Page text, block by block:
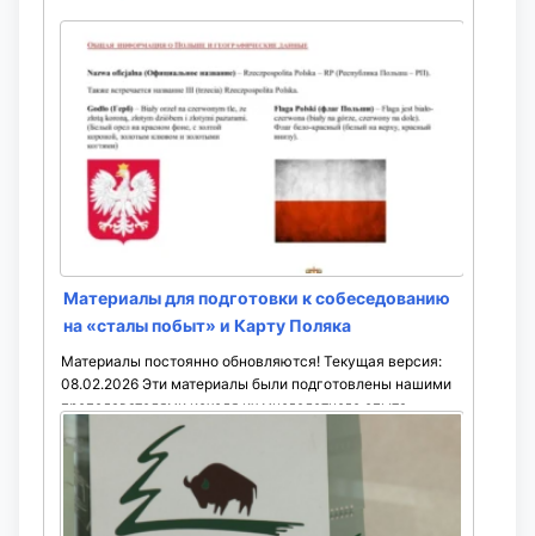
Материалы для подготовки к собеседованию
на «сталы побыт» и Карту Поляка
Материалы постоянно обновляются! Текущая версия:
08.02.2026 Эти материалы были подготовлены нашими
преподавателями исходя их многолетнего опыта
подготовки к сдаче на Карту Поляка. Они подойдут для